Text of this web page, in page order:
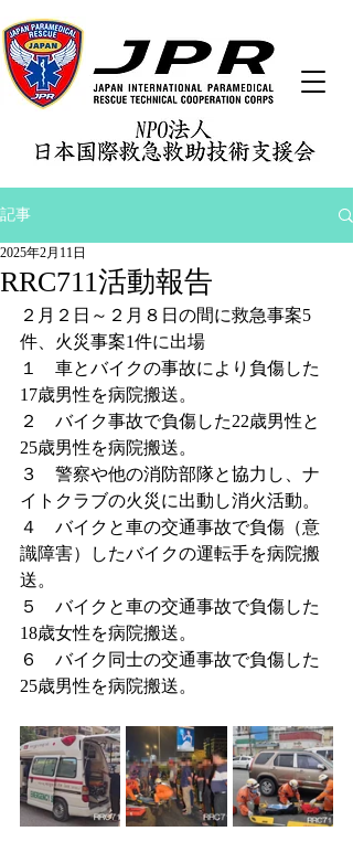
記事
RRC711活動報告
2025年2月11日
２月２日～２月８日の間に救急事案5
件、火災事案1件に出場
１　車とバイクの事故により負傷した
17歳男性を病院搬送。
２　バイク事故で負傷した22歳男性と
25歳男性を病院搬送。
３　警察や他の消防部隊と協力し、ナ
イトクラブの火災に出動し消火活動。
４　バイクと車の交通事故で負傷（意
識障害）したバイクの運転手を病院搬
送。
５　バイクと車の交通事故で負傷した
18歳女性を病院搬送。
６　バイク同士の交通事故で負傷した
25歳男性を病院搬送。